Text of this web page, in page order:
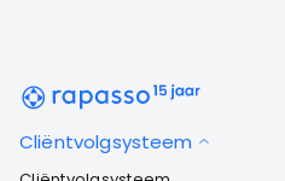
Cliëntvolgsysteem